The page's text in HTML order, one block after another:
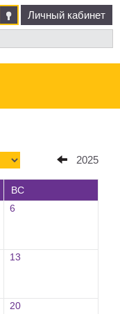
Личный кабинет
2025
ВС
6
13
20